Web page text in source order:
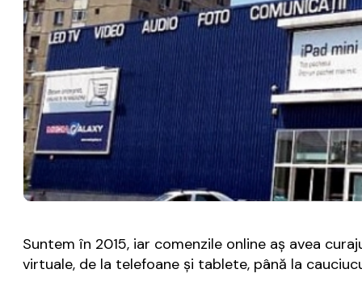
Suntem în 2015, iar comenzile online aș avea
virtuale, de la telefoane și tablete, până la